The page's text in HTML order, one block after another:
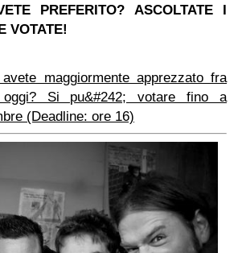
PREFERITO? ASCOLTATE I
VOTATE!
maggiormente apprezzato fra
oggi? Si pu&#242; votare fino a
(Deadline: ore 16)